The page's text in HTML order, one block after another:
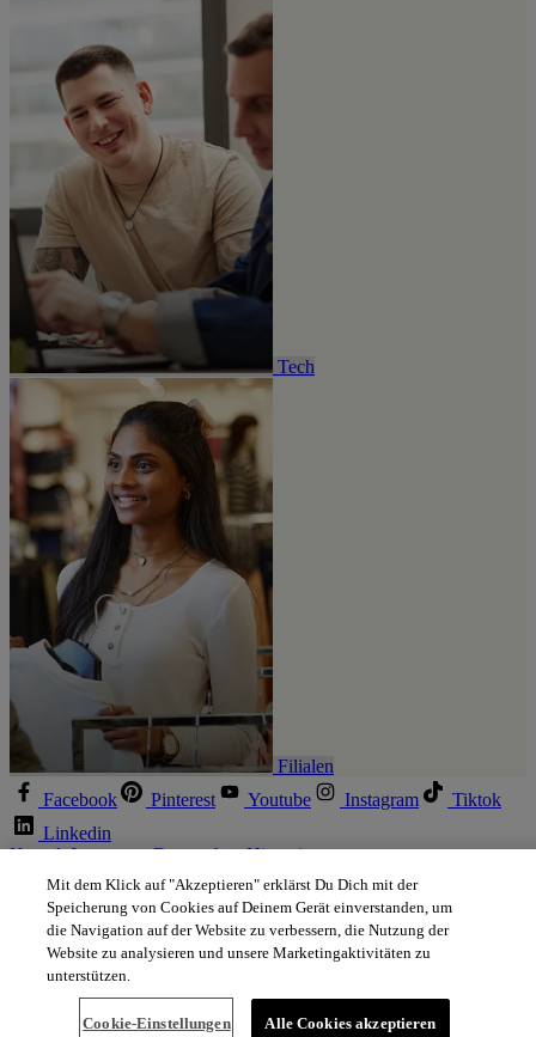
Tech
Filialen
Facebook
Pinterest Youtube Instagram
Tiktok
Linkedin
KontaktImpressumDatenschutzHinweis zur
BetrugsbekämpfungRechtliche Informationen Cookie Settings
Mit dem Klick auf "Akzeptieren" erklärst Du Dich mit der
Speicherung von Cookies auf Deinem Gerät einverstanden, um
die Navigation auf der Website zu verbessern, die Nutzung der
Website zu analysieren und unsere Marketingaktivitäten zu
unterstützen.
Cookie-Einstellungen Alle Cookies akzeptieren